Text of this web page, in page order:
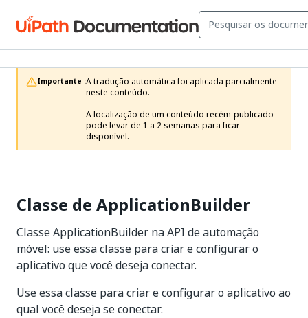
Importante :A tradução automática foi aplicada parcialmente
neste conteúdo.
A localização de um conteúdo recém-publicado
pode levar de 1 a 2 semanas para ficar
disponível.
Classe de ApplicationBuilder
Classe ApplicationBuilder na API de automação
móvel: use essa classe para criar e configurar o
aplicativo que você deseja conectar.
Use essa classe para criar e configurar o aplicativo ao
qual você deseja se conectar.